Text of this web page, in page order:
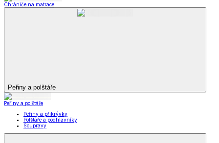
Chrániče na matrace
Peřiny a polštáře
Peřiny a polštáře
Peřiny a přikrývky
Polštáře a podhlavníky
Soupravy